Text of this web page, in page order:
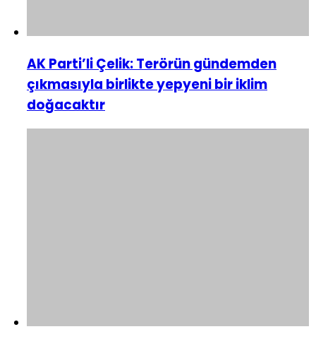
AK Parti’li Çelik: Terörün gündemden
çıkmasıyla birlikte yepyeni bir iklim
doğacaktır